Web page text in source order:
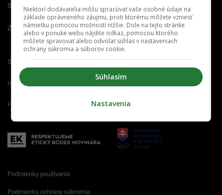
Spravovať notifikácie
Zrušiť predplatné
Startitup.sk Fontech.sk Odzadu.sk
Interez.sk
Femm.sk
Podmienky používania
Podmienky ochrany súkromia
Niektorí dodávatelia môžu spracúvať vaše osobné údaje na
základe oprávneného záujmu, proti ktorému môžete vzniesť
námietku pomocou možností nižšie. Dole na tejto stránke
alebo v ponuke webu nájdite odkaz, pomocou ktorého
môžete spravovať alebo odvolať súhlas v nastaveniach
ochrany súkromia a súborov cookie.
Súhlasím
Nastavenia